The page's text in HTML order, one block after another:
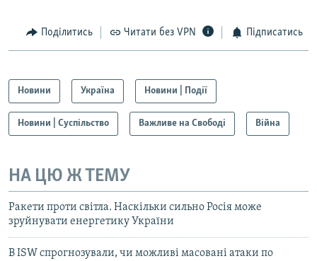
Поділитись Читати без VPN Підписатись
Новини Україна Новини | Події
Новини | Суспільство Важливе на Свободі Війна
НА ЦЮ Ж ТЕМУ
Ракети проти світла. Наскільки сильно Росія може
зруйнувати енергетику України
В ISW спрогнозували, чи можливі масовані атаки по